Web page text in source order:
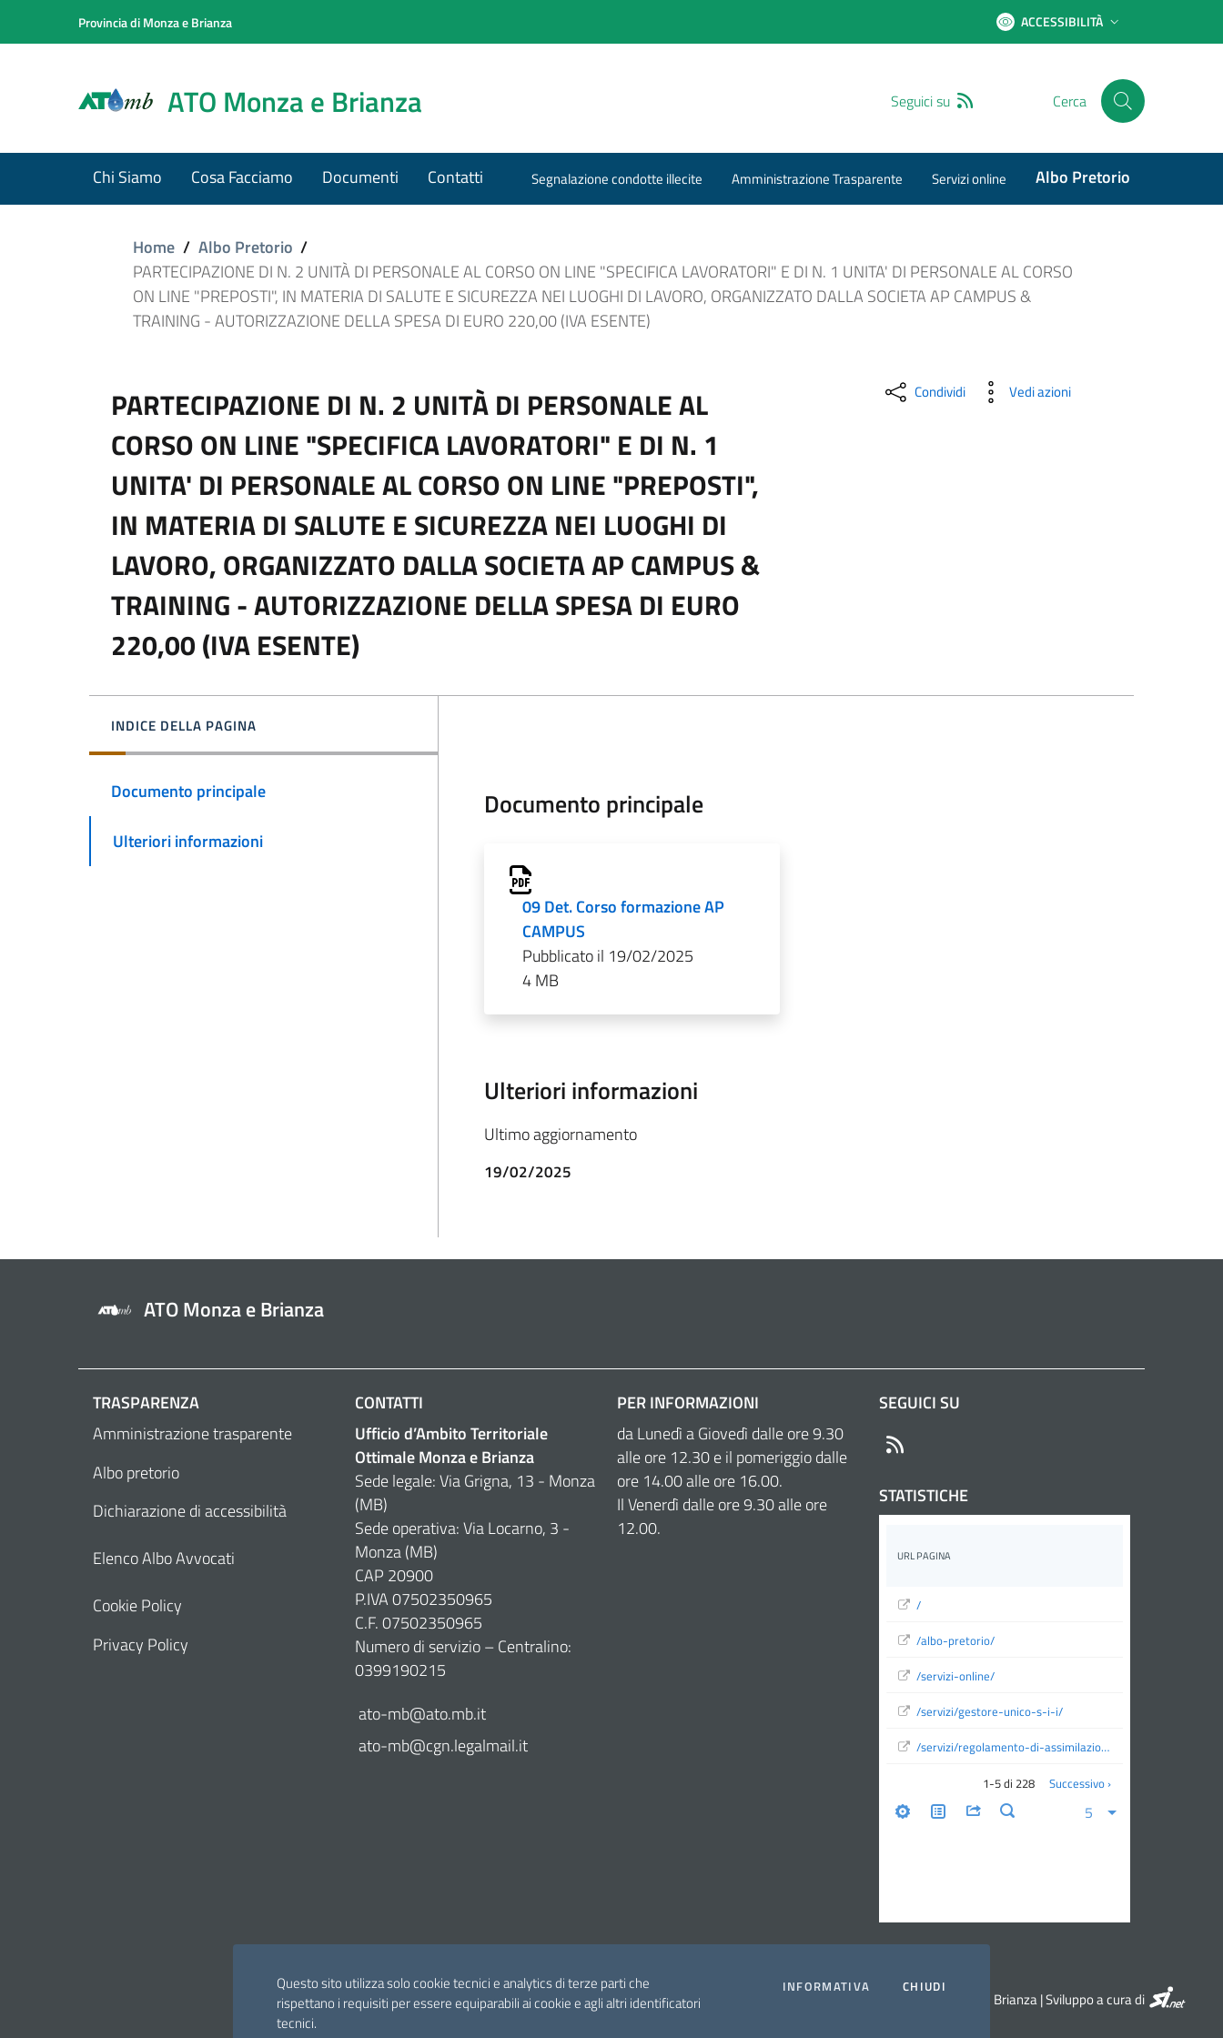
Questo sito utilizza solo cookie tecnici e analytics di terze parti che
rispettano i requisiti per essere equiparabili ai cookie e agli altri identificatori
tecnici.
INFORMATIVA CHIUDI
Provincia di Monza e Brianza ACCESSIBILITÀ
ATO Monza e Brianza Seguici su Cerca
Chi Siamo Cosa Facciamo Documenti Contatti Segnalazione condotte illecite Amministrazione Trasparente Servizi online Albo Pretorio
Home / Albo Pretorio /
PARTECIPAZIONE DI N. 2 UNITÀ DI PERSONALE AL CORSO ON LINE "SPECIFICA LAVORATORI" E DI N. 1 UNITA' DI PERSONALE AL CORSO
ON LINE "PREPOSTI", IN MATERIA DI SALUTE E SICUREZZA NEI LUOGHI DI LAVORO, ORGANIZZATO DALLA SOCIETA AP CAMPUS &
TRAINING - AUTORIZZAZIONE DELLA SPESA DI EURO 220,00 (IVA ESENTE)
PARTECIPAZIONE DI N. 2 UNITÀ DI PERSONALE AL
CORSO ON LINE "SPECIFICA LAVORATORI" E DI N. 1
UNITA' DI PERSONALE AL CORSO ON LINE "PREPOSTI",
IN MATERIA DI SALUTE E SICUREZZA NEI LUOGHI DI
LAVORO, ORGANIZZATO DALLA SOCIETA AP CAMPUS &
TRAINING - AUTORIZZAZIONE DELLA SPESA DI EURO
220,00 (IVA ESENTE)
Condividi Vedi azioni
INDICE DELLA PAGINA
Documento principale
Ulteriori informazioni
Documento principale
09 Det. Corso formazione AP
CAMPUS
Pubblicato il 19/02/2025
4 MB
Ulteriori informazioni
Ultimo aggiornamento
19/02/2025
ATO Monza e Brianza
TRASPARENZA
Amministrazione trasparente
Albo pretorio
Dichiarazione di accessibilità
Elenco Albo Avvocati
Cookie Policy
Privacy Policy
CONTATTI
Ufficio d’Ambito Territoriale
Ottimale Monza e Brianza
Sede legale: Via Grigna, 13 - Monza
(MB)
Sede operativa: Via Locarno, 3 -
Monza (MB)
CAP 20900
P.IVA 07502350965
C.F. 07502350965
Numero di servizio – Centralino:
0399190215
ato-mb@ato.mb.it
ato-mb@cgn.legalmail.it
PER INFORMAZIONI
da Lunedì a Giovedì dalle ore 9.30
alle ore 12.30 e il pomeriggio dalle
ore 14.00 alle ore 16.00.
Il Venerdì dalle ore 9.30 alle ore
12.00.
SEGUICI SU
STATISTICHE
© 2026 ATO Monza e Brianza | Sviluppo a cura diSI.NET